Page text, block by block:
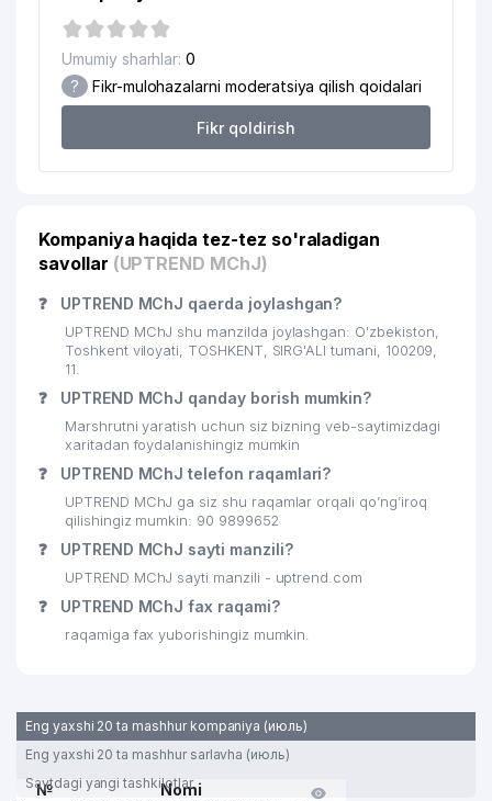
Umumiy sharhlar: 0
? Fikr-mulohazalarni moderatsiya qilish qoidalari
Fikr qoldirish
Kompaniya haqida tez-tez so'raladigan
savollar (UPTREND MChJ)
❓ UPTREND MChJ qaerda joylashgan?
UPTREND MChJ shu manzilda joylashgan: O'zbekiston,
Toshkent viloyati, TOSHKENT, SIRG'ALI tumani, 100209,
11.
❓ UPTREND MChJ qanday borish mumkin?
Marshrutni yaratish uchun siz bizning veb-saytimizdagi
xaritadan foydalanishingiz mumkin
❓ UPTREND MChJ telefon raqamlari?
UPTREND MChJ ga siz shu raqamlar orqali qo’ng’iroq
qilishingiz mumkin: 90 9899652
❓ UPTREND MChJ sayti manzili?
UPTREND MChJ sayti manzili - uptrend.com
❓ UPTREND MChJ fax raqami?
raqamiga fax yuborishingiz mumkin.
Eng yaxshi 20 ta mashhur kompaniya (июль)
Eng yaxshi 20 ta mashhur sarlavha (июль)
Saytdagi yangi tashkilotlar
№
Nomi